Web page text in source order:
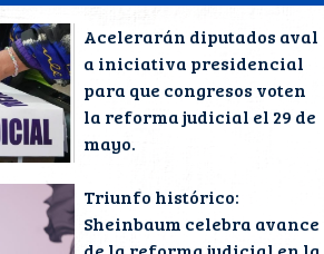
Acelerarán diputados aval
a iniciativa presidencial
para que congresos voten
la reforma judicial el 29 de
mayo.
Triunfo histórico:
Sheinbaum celebra avance